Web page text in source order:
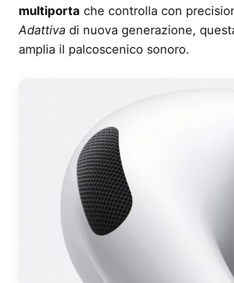
multiporta che controlla con
Adattiva di nuova generazione,
amplia il palcoscenico sonoro.